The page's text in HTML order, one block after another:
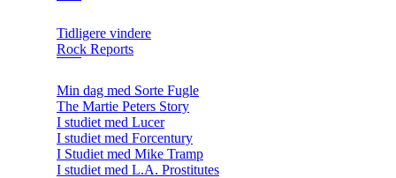
Tidligere vindere
Rock Reports
Min dag med Sorte Fugle
The Martie Peters Story
I studiet med Lucer
I studiet med Forcentury
I Studiet med Mike Tramp
I studiet med L.A. Prostitutes